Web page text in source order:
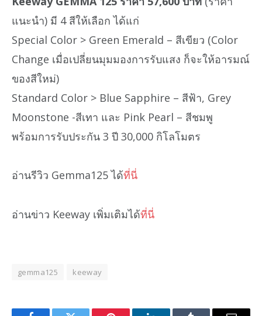
แนะนำ) มี 4 สีให้เลือก ได้แก่
Special Color > Green Emerald – สีเขียว (Color
Change เมื่อเปลี่ยนมุมมองการรับแสง ก็จะให้อารมณ์
ของสีใหม่)
Standard Color > Blue Sapphire – สีฟ้า, Grey
Moonstone -สีเทา และ Pink Pearl – สีชมพู
พร้อมการรับประกัน 3 ปี 30,000 กิโลโมตร
อ่านรีวิว Gemma125 ได้ที่นี่
อ่านข่าว Keeway เพิ่มเติมได้ที่นี่
gemma125 keeway